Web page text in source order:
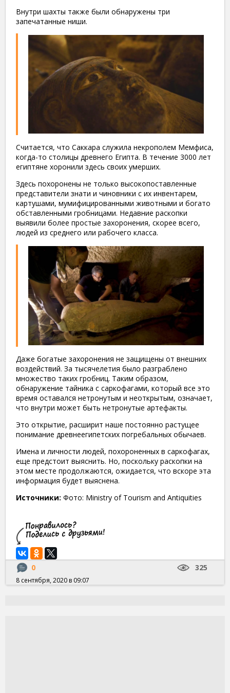
Внутри шахты также были обнаружены три
запечатанные ниши.
Считается, что Саккара служила некрополем Мемфиса,
когда-то столицы древнего Египта. В течение 3000 лет
египтяне хоронили здесь своих умерших.
Здесь похоронены не только высокопоставленные
представители знати и чиновники с их инвентарем,
картушами, мумифицированными животными и богато
обставленными гробницами. Недавние раскопки
выявили более простые захоронения, скорее всего,
людей из среднего или рабочего класса.
Даже богатые захоронения не защищены от внешних
воздействий. За тысячелетия было разграблено
множество таких гробниц. Таким образом,
обнаружение тайника с саркофагами, который все это
время оставался нетронутым и неоткрытым, означает,
что внутри может быть нетронутые артефакты.
Это открытие, расширит наше постоянно растущее
понимание древнеегипетских погребальных обычаев.
Имена и личности людей, похороненных в саркофагах,
еще предстоит выяснить. Но, поскольку раскопки на
этом месте продолжаются, ожидается, что вскоре эта
информация будет выяснена.
Источники: Фото: Ministry of Tourism and Antiquities
0 325
8 сентября, 2020 в 09:07